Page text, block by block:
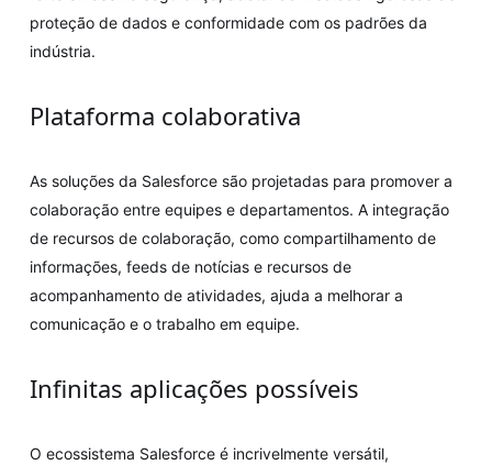
proteção de dados e conformidade com os padrões da
indústria.
Plataforma colaborativa
As soluções da Salesforce são projetadas para promover a
colaboração entre equipes e departamentos. A integração
de recursos de colaboração, como compartilhamento de
informações, feeds de notícias e recursos de
acompanhamento de atividades, ajuda a melhorar a
comunicação e o trabalho em equipe.
Infinitas aplicações possíveis
O ecossistema Salesforce é incrivelmente versátil,